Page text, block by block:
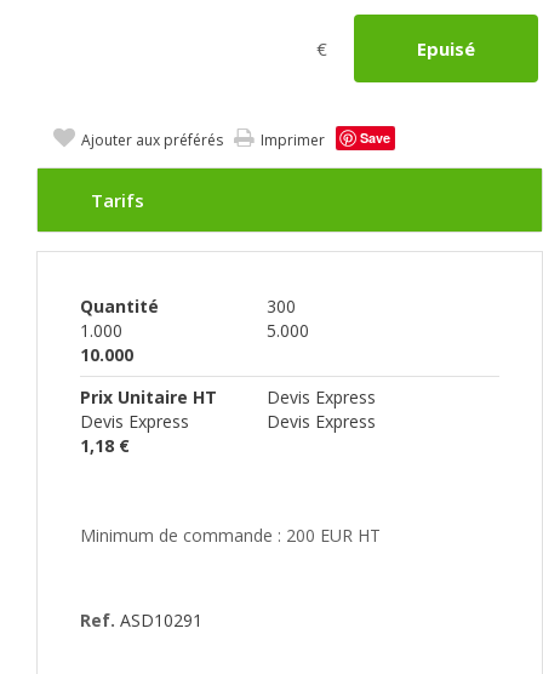
€ Epuisé
Ajouter aux préférés Imprimer Save
Tarifs
Quantité
300
1.000
5.000
10.000
Prix Unitaire HT
Devis Express
Devis Express
Devis Express
1,18 €
Minimum de commande : 200 EUR HT
Ref. ASD10291